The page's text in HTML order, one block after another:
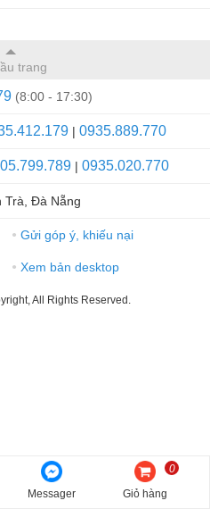
trang
(8:00 - 17:30)
| 0935.889.770
| 0935.020.770
Trà, Đà Nẵng
● Gửi góp ý, khiếu nại
● Xem bản desktop
All Rights Reserved.
Messager Giỏ hàng
0